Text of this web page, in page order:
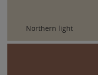
Northern light